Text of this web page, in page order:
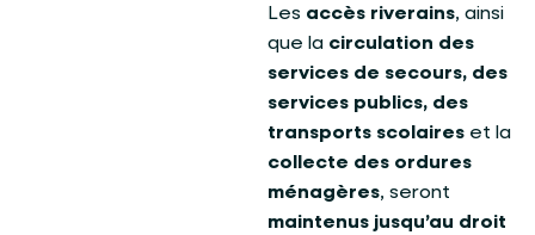
Les accès riverains, ainsi
que la circulation des
services de secours, des
services publics, des
transports scolaires et la
collecte des ordures
ménagères, seront
maintenus jusqu’au droit